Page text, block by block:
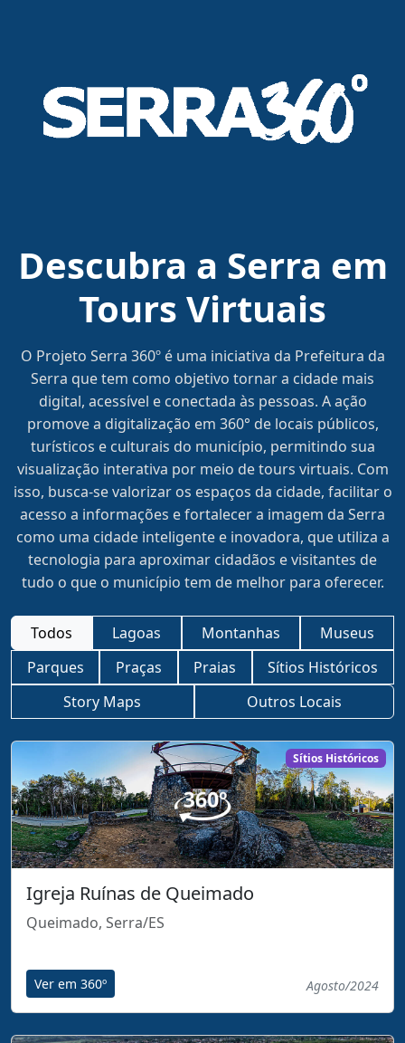
Descubra a Serra em
Tours Virtuais
O Projeto Serra 360º é uma iniciativa da Prefeitura da
Serra que tem como objetivo tornar a cidade mais
digital, acessível e conectada às pessoas. A ação
promove a digitalização em 360° de locais públicos,
turísticos e culturais do município, permitindo sua
visualização interativa por meio de tours virtuais. Com
isso, busca-se valorizar os espaços da cidade, facilitar o
acesso a informações e fortalecer a imagem da Serra
como uma cidade inteligente e inovadora, que utiliza a
tecnologia para aproximar cidadãos e visitantes de
tudo o que o município tem de melhor para oferecer.
Todos Lagoas Montanhas
Museus
Parques
Praças Praias
Sítios Históricos
Story Maps
Outros Locais
Sítios Históricos
Igreja Ruínas de Queimado
Queimado, Serra/ES
Ver em 360º Agosto/2024